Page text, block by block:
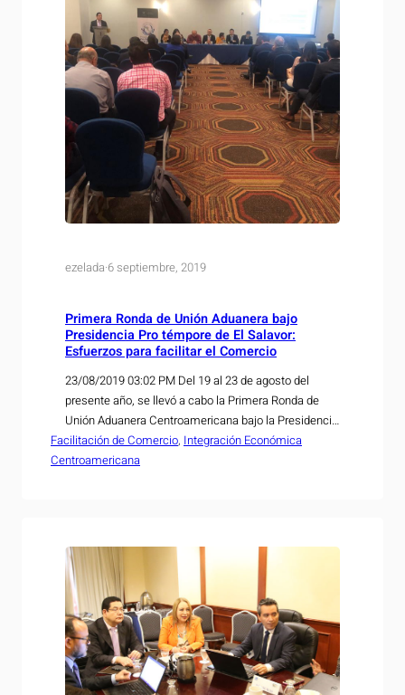
ezelada·6 septiembre, 2019
Primera Ronda de Unión Aduanera bajo
Presidencia Pro témpore de El Salavor:
Esfuerzos para facilitar el Comercio
23/08/2019 03:02 PM Del 19 al 23 de agosto del
presente año, se llevó a cabo la Primera Ronda de
Unión Aduanera Centroamericana bajo la Presidencia
Pro Témpore de El Salvador, país que ejerce esta
función durante el segundo semestre de 2019. Entre
Facilitación de Comercio, Integración Económica
Centroamericana